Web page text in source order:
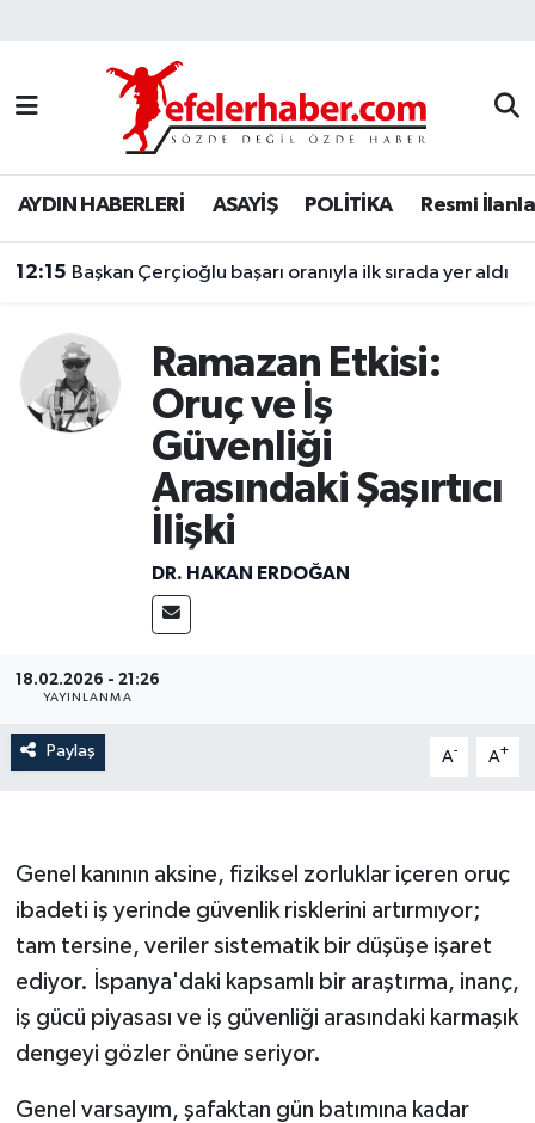
AYDIN HABERLERİ ASAYİŞ POLİTİKA Resmi
12:15 Başkan Çerçioğlu başarı oranıyla ilk sırada yer aldı
Ramazan Etkisi:
Oruç ve İş
Güvenliği
Arasındaki Şaşırtıcı
İlişki
DR. HAKAN ERDOĞAN
18.02.2026 - 21:26
YAYINLANMA
Paylaş A- A+
Genel kanının aksine, fiziksel zorluklar içeren oruç
ibadeti iş yerinde güvenlik risklerini artırmıyor;
tam tersine, veriler sistematik bir düşüşe işaret
ediyor. İspanya'daki kapsamlı bir araştırma, inanç,
iş gücü piyasası ve iş güvenliği arasındaki karmaşık
dengeyi gözler önüne seriyor.
Genel varsayım, şafaktan gün batımına kadar
Nöbetçi Eczaneler
Hava Durumu
Aydin Namaz Vakitleri
Trafik Durumu
Süper Lig Puan Durumu ve Fikstür
Tüm Manşetler
Son Dakika Haberleri
Haber Arşivi